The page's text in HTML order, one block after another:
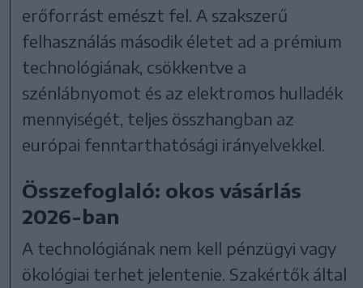
erőforrást emészt fel. A szakszerű
felhasználás második életet ad a prémium
technológiának, csökkentve a
szénlábnyomot és az elektromos hulladék
mennyiségét, teljes összhangban az
európai fenntarthatósági irányelvekkel.
Összefoglaló: okos vásárlás
2026-ban
A technológiának nem kell pénzügyi vagy
ökológiai terhet jelentenie. Szakértők által